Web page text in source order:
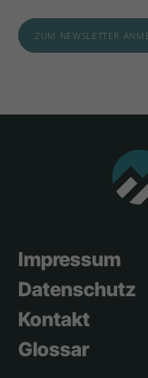
Impressum
Datenschutz
Kontakt
Glossar